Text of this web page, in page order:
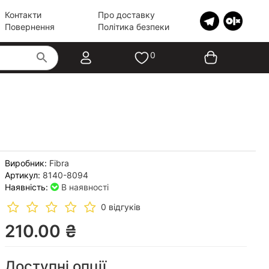
Контакти
Повернення
Про доставку
Політика безпеки
0
Виробник: Fibra
Артикул: 8140-8094
Наявність:
В наявності
0 відгуків
210.00 ₴